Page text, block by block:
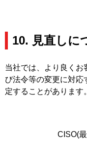
10. 見直しに
当社では、より良くお
び法令等の変更に対応
定することがあります。
CISO(